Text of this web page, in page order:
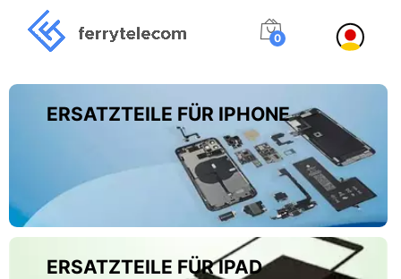
0
ERSATZTEILE FÜR IPHONE
ERSATZTEILE FÜR IPAD